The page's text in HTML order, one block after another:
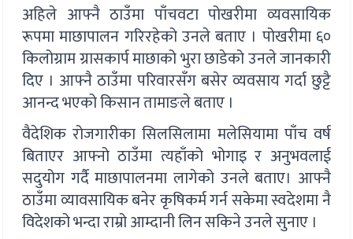
अहिले आफ्नै ठाउँमा पाँचवटा पोखरीमा व्यवसायिक
रूपमा माछापालन गरिरहेको उनले बताए । पोखरीमा ६०
किलोग्राम ग्रासकार्प माछाको भुरा छाडेको उनले जानकारी
दिए । आफ्नै ठाउँमा परिवारसँग बसेर व्यवसाय गर्दा छुट्टै
आनन्द भएको किसान तामाङले बताए ।
वैदेशिक रोजगारीका सिलसिलामा मलेसियामा पाँच वर्ष
बिताएर आफ्नो ठाउँमा त्यहाँको भोगाइ र अनुभवलाई
सदुयोग गर्दै माछापालनमा लागेको उनले बताए। आफ्नै
ठाउँमा व्यावसायिक बनेर कृषिकर्म गर्न सकेमा स्वदेशमा नै
विदेशको भन्दा राम्रो आम्दानी लिन सकिने उनले सुनाए ।